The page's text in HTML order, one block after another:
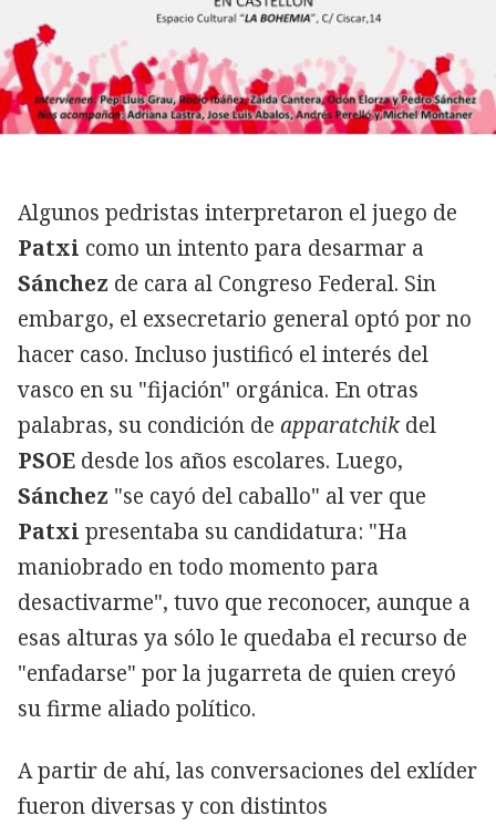
Algunos pedristas interpretaron el juego de
Patxi como un intento para desarmar a
Sánchez de cara al Congreso Federal. Sin
embargo, el exsecretario general optó por no
hacer caso. Incluso justificó el interés del
vasco en su "fijación" orgánica. En otras
palabras, su condición de apparatchikdel
PSOE desde los años escolares. Luego,
Sánchez "se cayó del caballo" al ver que
Patxi presentaba su candidatura: "Ha
maniobrado en todo momento para
desactivarme", tuvo que reconocer, aunque a
esas alturas ya sólo le quedaba el recurso de
"enfadarse" por la jugarreta de quien creyó
su firme aliado político.
A partir de ahí, las conversaciones del exlíder
fueron diversas y con distintos